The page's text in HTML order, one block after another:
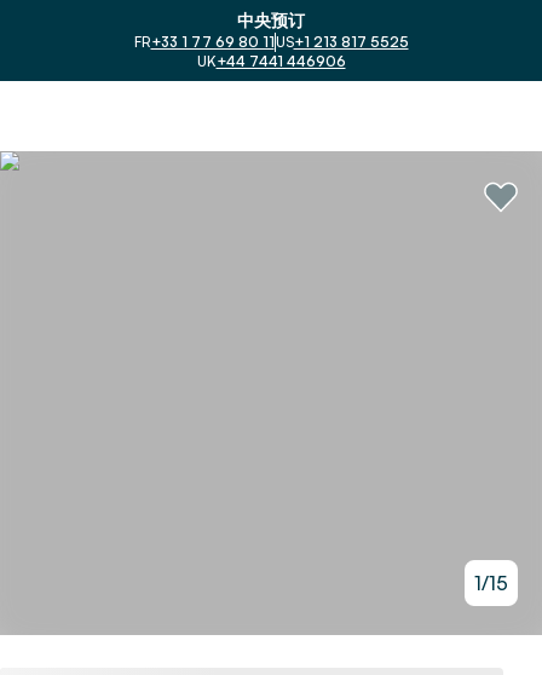
中央预订
FR+33 1 77 69 80 11US+1 213 817 5525
UK+44 7441 446906
1/15